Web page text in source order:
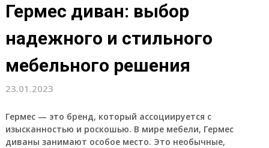
Гермес диван: выбор
надежного и стильного
мебельного решения
23.01.2023
Гермес — это бренд, который ассоциируется с
изысканностью и роскошью. В мире мебели, Гермес
диваны занимают особое место. Это необычные,